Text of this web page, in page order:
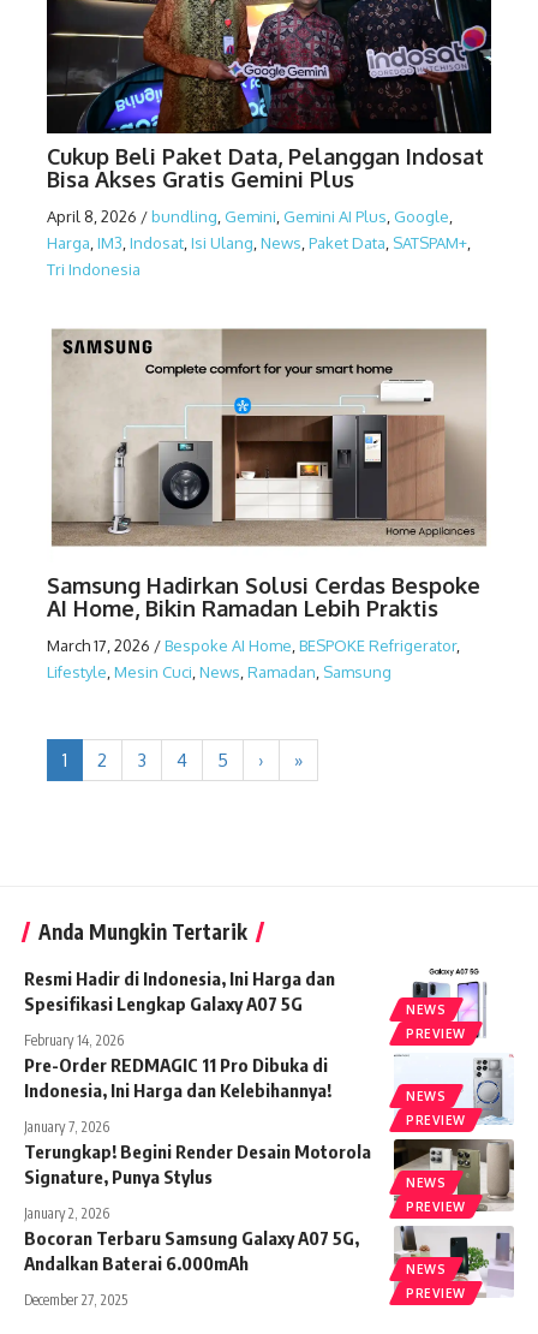
Cukup Beli Paket Data, Pelanggan Indosat
Bisa Akses Gratis Gemini Plus
April 8, 2026 /bundling, Gemini, Gemini AI Plus, Google,
Harga,IM3,Indosat,Isi Ulang,News,Paket Data, SATSPAM+,
Tri Indonesia
Samsung Hadirkan Solusi Cerdas Bespoke
AI Home, Bikin Ramadan Lebih Praktis
March 17, 2026 /Bespoke AI Home,BESPOKE Refrigerator,
Lifestyle,Mesin Cuci,News,Ramadan, Samsung
1 2 3 4 5 › »
Anda Mungkin Tertarik
NEWS
PREVIEW
Resmi Hadir di Indonesia, Ini Harga dan
Spesifikasi Lengkap Galaxy A07 5G
February 14, 2026
NEWS
PREVIEW
Pre-Order REDMAGIC 11 Pro Dibuka di
Indonesia, Ini Harga dan Kelebihannya!
January 7, 2026
NEWS
PREVIEW
Terungkap! Begini Render Desain Motorola
Signature, Punya Stylus
January 2, 2026
NEWS
PREVIEW
Bocoran Terbaru Samsung Galaxy A07 5G,
Andalkan Baterai 6.000mAh
December 27, 2025